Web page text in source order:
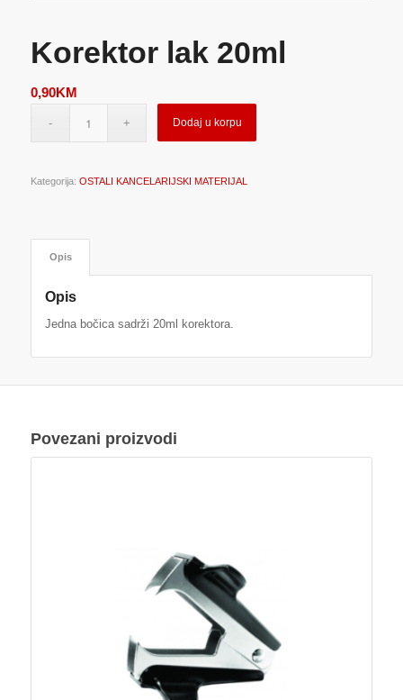
Korektor lak 20ml
0,90KM
Dodaj u korpu
Kategorija: OSTALI KANCELARIJSKI MATERIJAL
Opis
Opis
Jedna bočica sadrži 20ml korektora.
Povezani proizvodi